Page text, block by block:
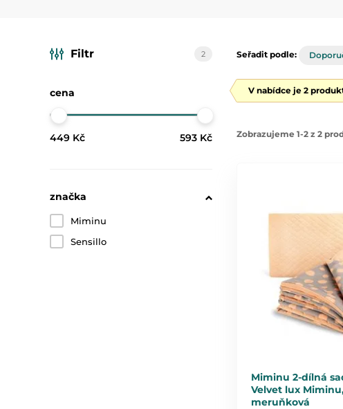
Filtr 2
cena
449 Kč 593 Kč
značka
Miminu
Sensillo
Seřadit podle:
V nabídce je 2
Zobrazujeme 1-2 z 2
Miminu 2-dílná
Velvet lux
meruňková